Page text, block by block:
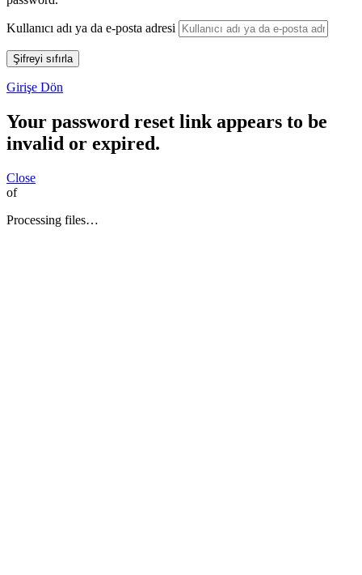
Kullanıcı adı ya da e-posta adresi
Girişe Dön
Your password reset link appears to be
invalid or expired.
Close
of
Processing files…